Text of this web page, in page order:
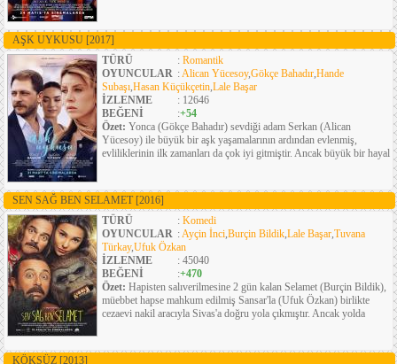
AŞK UYKUSU [2017]
TÜRÜ
: Romantik
OYUNCULAR :Alican Yücesoy,Gökçe Bahadır,Hande
Subaşı,Hasan Küçükçetin,Lale Başar
İZLENME
: 12646
BEĞENİ
:+54
Özet: Yonca (Gökçe Bahadır) sevdiği adam Serkan (Alican
Yücesoy) ile büyük bir aşk yaşamalarının ardından evlenmiş,
evliliklerinin ilk zamanları da çok iyi gitmiştir. Ancak büyük bir hayal
SEN SAĞ BEN SELAMET [2016]
TÜRÜ
: Komedi
OYUNCULAR :Ayçin İnci,Burçin Bildik,Lale Başar,Tuvana
Türkay,Ufuk Özkan
İZLENME
: 45040
BEĞENİ
:+470
Özet: Hapisten salıverilmesine 2 gün kalan Selamet (Burçin Bildik),
müebbet hapse mahkum edilmiş Sansar'la (Ufuk Özkan) birlikte
cezaevi nakil aracıyla Sivas'a doğru yola çıkmıştır. Ancak yolda
KÖKSÜZ [2013]